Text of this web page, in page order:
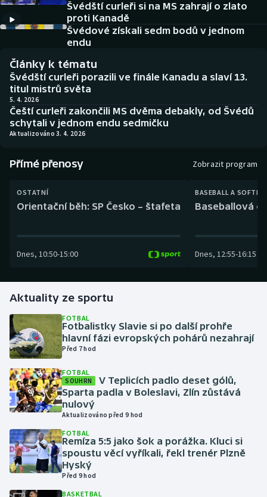
Americký fotbal
Baseball a softbal
Basketbal
Biatlon
Boby a skeleton
Box
Curling
Golf
Gymnastika
Házená
Jezdectví
Judo
Krasobruslení
Lezení
NEPŘEHLÉDNĚTE
Historické návraty
Aplikace ČT sport
AZ kvíz
Švédští curleři si na MS zahrají o zlato
proti Kanadě
Švédové získali sedm bodů v jednom
endu
Články k tématu
Švédští curleři porazili ve finále Kanadu a slaví 13.
titul mistrů světa
5. 4. 2026
Čeští curleři zakončili MS dvěma debakly, od Švédů
schytali v jednom endu sedmičku
Aktualizováno 3. 4. 2026
Přímé přenosy Zobrazit program
OSTATNÍ
Orientační běh: SP Česko – štafeta
Dnes, 10:50-15:00
BASEBALL A
Baseballová
Dnes, 12:55-16:15
Aktuality ze sportu
FOTBAL
Fotbalistky Slavie si po další prohře
hlavní fázi evropských pohárů nezahrají
Před 7 hod
FOTBAL
SOUHRN
V Teplicích padlo deset gólů,
Sparta padla v Boleslavi, Zlín zůstává
nulový
Aktualizováno před 9 hod
FOTBAL
Remíza 5:5 jako šok a porážka. Kluci si
spoustu věcí vyříkali, řekl trenér Plzně
Hyský
Před 9 hod
BASKETBAL